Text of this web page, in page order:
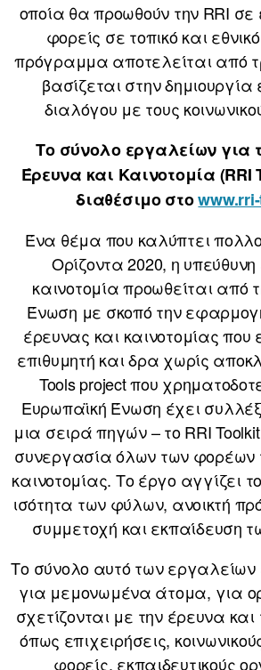
οποία θα προωθούν την RRI
φορείς σε τοπικό και
πρόγραμμα αποτελείται από
βασίζεται στην δημιουργία
διαλόγου με τους
Το σύνολο εργαλείων για
Έρευνα και Καινοτομία (RRI
διαθέσιμο στο
Ένα θέμα που καλύπτει
Ορίζοντα 2020, η
καινοτομία προωθείται από
Ένωση με σκοπό την
έρευνας και καινοτομίας που
επιθυμητή και δρα χωρίς
Tools project που
Ευρωπαϊκή Ένωση έχει
μια σειρά πηγών – το RRI
συνεργασία όλων των φορέων
καινοτομίας. Το έργο αγγίζει
ισότητα των φύλων, ανοικτή
συμμετοχή και εκπαίδευση
Το σύνολο αυτό των εργαλείων
για μεμονωμένα άτομα, για
σχετίζονται με την έρευνα και
όπως επιχειρήσεις,
φορείς, εκπαιδευτικούς